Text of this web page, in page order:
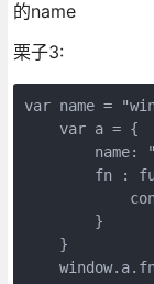
的name
栗子3:
var name =
    var a = {
name:
fn :
        }
    }